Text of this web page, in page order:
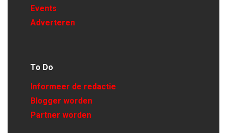
Events
Adverteren
To Do
Informeer de redactie
Blogger worden
Partner worden